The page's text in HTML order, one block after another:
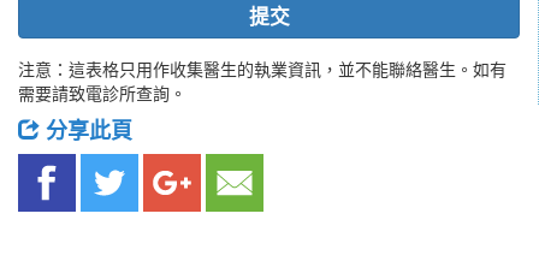
提交
注意：這表格只用作收集醫生的執業資訊，並不能聯絡醫生。如有
需要請致電診所查詢。
分享此頁